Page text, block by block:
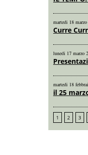
martedi 18
Curre
lunedi 17 marzo
martedi 18
il 25
1 2 3